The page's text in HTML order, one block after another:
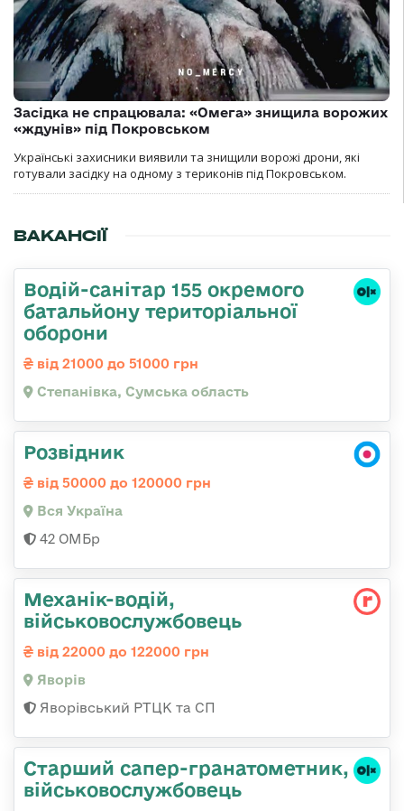
Засідка не спрацювала: «Омега» знищила ворожих
«ждунів» під Покровськом
Українські захисники виявили та знищили ворожі дрони, які
готували засідку на одному з териконів під Покровськом.
ВАКАНСІЇ
Водій-санітар 155 окремого
батальйону територіальної
оборони
від 21000 до 51000 грн
Степанівка, Сумська область
Розвідник
від 50000 до 120000 грн
Вся Україна
42 ОМБр
Механік-водій,
військовослужбовець
від 22000 до 122000 грн
Яворів
Яворівський РТЦК та СП
Старший сапер-гранатометник,
військовослужбовець